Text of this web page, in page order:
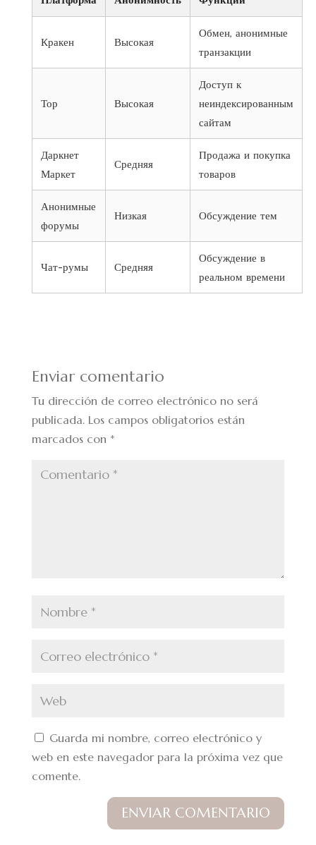
Кракен Высокая
Обмен, анонимные
транзакции
Тор Высокая
Доступ к
неиндексированным
сайтам
Даркнет
Маркет
Средняя
Продажа и покупка
товаров
Анонимные
форумы
Низкая Обсуждение тем
Чат-румы Средняя
Обсуждение в
реальном времени
Enviar comentario
Tu dirección de correo electrónico no será
publicada. Los campos obligatorios están
marcados con *
Guarda mi nombre, correo electrónico y
web en este navegador para la próxima vez que
comente.